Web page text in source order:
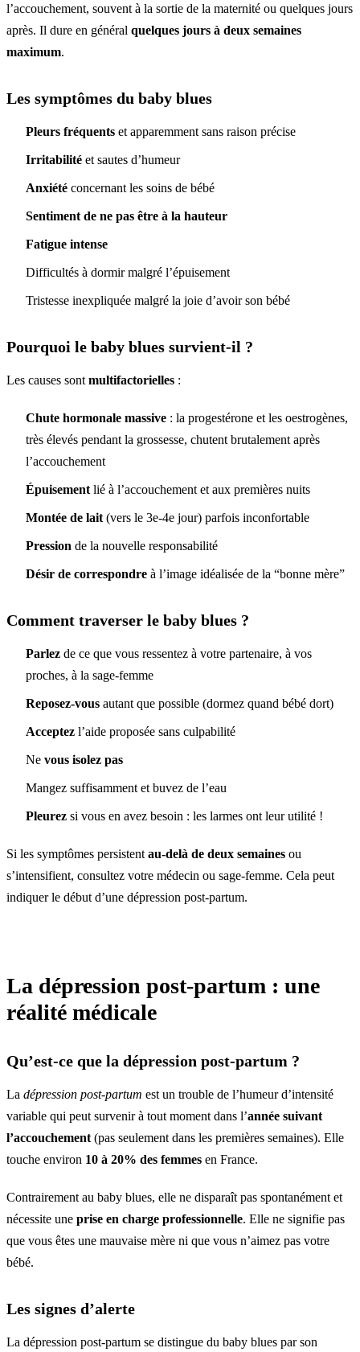
l’accouchement, souvent à la sortie de la maternité ou quelques jours
après. Il dure en général quelques jours à deux semaines
maximum.
Les symptômes du baby blues
Pleurs fréquents et apparemment sans raison précise
Irritabilité et sautes d’humeur
Anxiété concernant les soins de bébé
Sentiment de ne pas être à la hauteur
Fatigue intense
Difficultés à dormir malgré l’épuisement
Tristesse inexpliquée malgré la joie d’avoir son bébé
Pourquoi le baby blues survient-il ?
Les causes sont multifactorielles :
Chute hormonale massive : la progestérone et les oestrogènes,
très élevés pendant la grossesse, chutent brutalement après
l’accouchement
Épuisement lié à l’accouchement et aux premières nuits
Montée de lait (vers le 3e-4e jour) parfois inconfortable
Pression de la nouvelle responsabilité
Désir de correspondre à l’image idéalisée de la “bonne mère”
Comment traverser le baby blues ?
Parlez de ce que vous ressentez à votre partenaire, à vos
proches, à la sage-femme
Reposez-vous autant que possible (dormez quand bébé dort)
Acceptez l’aide proposée sans culpabilité
Ne vous isolez pas
Mangez suffisamment et buvez de l’eau
Pleurez si vous en avez besoin : les larmes ont leur utilité !
Si les symptômes persistent au-delà de deux semaines ou
s’intensifient, consultez votre médecin ou sage-femme. Cela peut
indiquer le début d’une dépression post-partum.
La dépression post-partum : une
réalité médicale
Qu’est-ce que la dépression post-partum ?
La dépression post-partum est un trouble de l’humeur d’intensité
variable qui peut survenir à tout moment dans l’année suivant
l’accouchement (pas seulement dans les premières semaines). Elle
touche environ 10 à 20% des femmes en France.
Contrairement au baby blues, elle ne disparaît pas spontanément et
nécessite une prise en charge professionnelle. Elle ne signifie pas
que vous êtes une mauvaise mère ni que vous n’aimez pas votre
bébé.
Les signes d’alerte
La dépression post-partum se distingue du baby blues par son